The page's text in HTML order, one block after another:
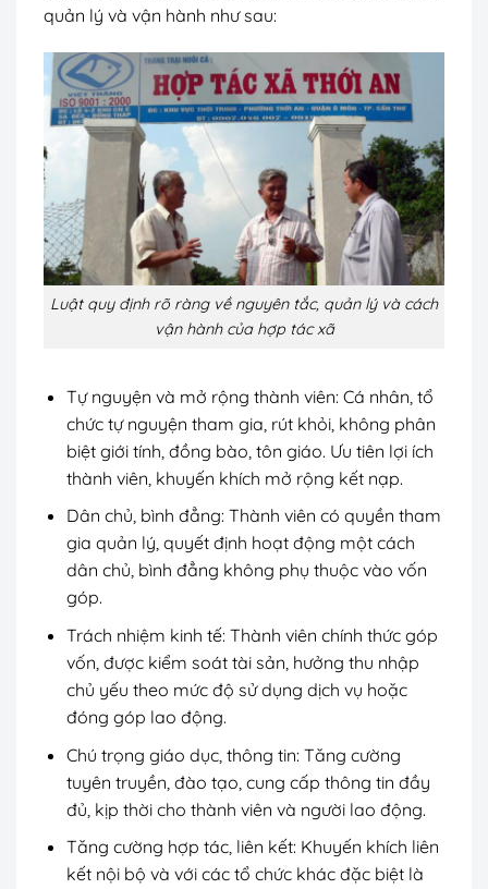
quản lý và vận hành như sau:
Luật quy định rõ ràng về nguyên tắc, quản lý và cách
vận hành của hợp tác xã
Tự nguyện và mở rộng thành viên: Cá nhân, tổ
chức tự nguyện tham gia, rút khỏi, không phân
biệt giới tính, đồng bào, tôn giáo. Ưu tiên lợi ích
thành viên, khuyến khích mở rộng kết nạp.
Dân chủ, bình đẳng: Thành viên có quyền tham
gia quản lý, quyết định hoạt động một cách
dân chủ, bình đẳng không phụ thuộc vào vốn
góp.
Trách nhiệm kinh tế: Thành viên chính thức góp
vốn, được kiểm soát tài sản, hưởng thu nhập
chủ yếu theo mức độ sử dụng dịch vụ hoặc
đóng góp lao động.
Chú trọng giáo dục, thông tin: Tăng cường
tuyên truyền, đào tạo, cung cấp thông tin đầy
đủ, kịp thời cho thành viên và người lao động.
Tăng cường hợp tác, liên kết: Khuyến khích liên
kết nội bộ và với các tổ chức khác đặc biệt là